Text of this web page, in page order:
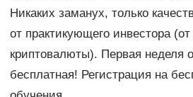
Никаких заманух, только
от практикующего инвестора
криптовалюты). Первая неделя
бесплатная! Регистрация на